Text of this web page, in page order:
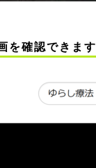
を確認できます